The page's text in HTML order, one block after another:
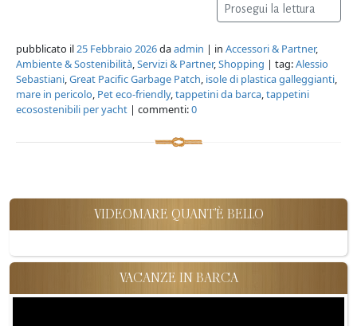
Prosegui la lettura
pubblicato il25 Febbraio 2026daadmin | in Accessori & Partner,
Ambiente & Sostenibilità,Servizi & Partner,Shopping | tag:Alessio
Sebastiani,Great Pacific Garbage Patch, isole di plastica galleggianti,
mare in pericolo, Pet eco-friendly,tappetini da barca,tappetini
ecosostenibili per yacht | commenti:0
VIDEOMARE QUANT'È BELLO
VACANZE IN BARCA